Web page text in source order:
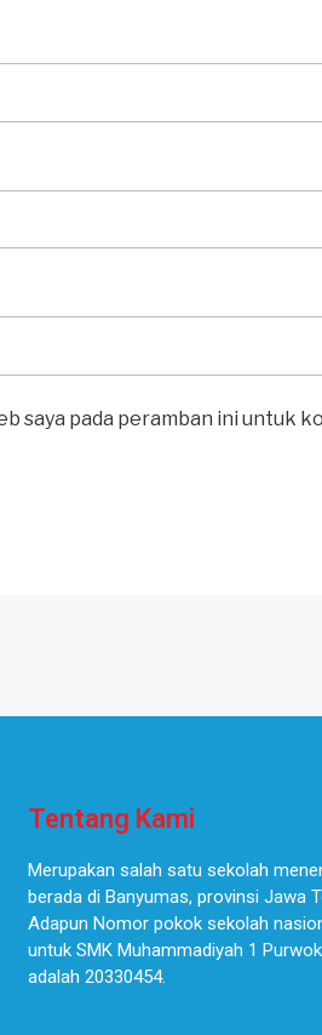
saya pada peramban ini untuk
Tentang Kami
Merupakan salah satu sekolah
berada di Banyumas, provinsi Jawa
Adapun Nomor pokok sekolah
untuk SMK Muhammadiyah 1
adalah 20330454.